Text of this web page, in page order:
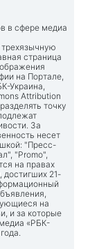
в сфере медиа
страница
на Портале,
Украина,
Attribution
точку
За
несет
"Пресс-
"Promo",
на правах
достигших 21-
на
и за которые
«РБК-